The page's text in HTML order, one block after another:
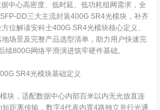
中心高密度、低时延、低功耗组网需求，全
DD三大主流封装400G SR4光模块，补齐
位解读安科士400G SR4光模块核心定义、
场景及完整产品选型清单，助力用户快速完
续800G网络平滑演进筑牢硬件基础。
SR4光模块基础定义
块，适配数据中心内部百米以内无光放直连
距离传输，数字4代表内置4路独立并行光通